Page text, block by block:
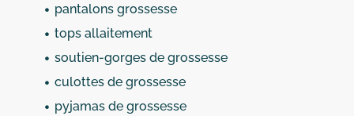
pantalons grossesse
tops allaitement
soutien-gorges de grossesse
culottes de grossesse
pyjamas de grossesse